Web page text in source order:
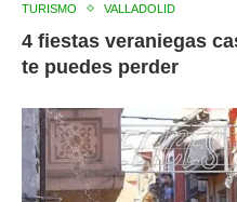
TURISMO
VALLADOLID
4 fiestas veraniegas
te puedes perder